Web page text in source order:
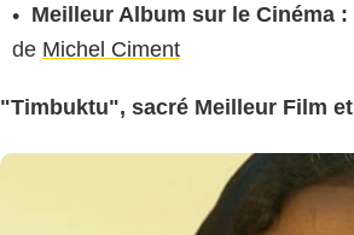
Meilleur Album sur le Cinéma :
de Michel Ciment
"Timbuktu", sacré Meilleur Film